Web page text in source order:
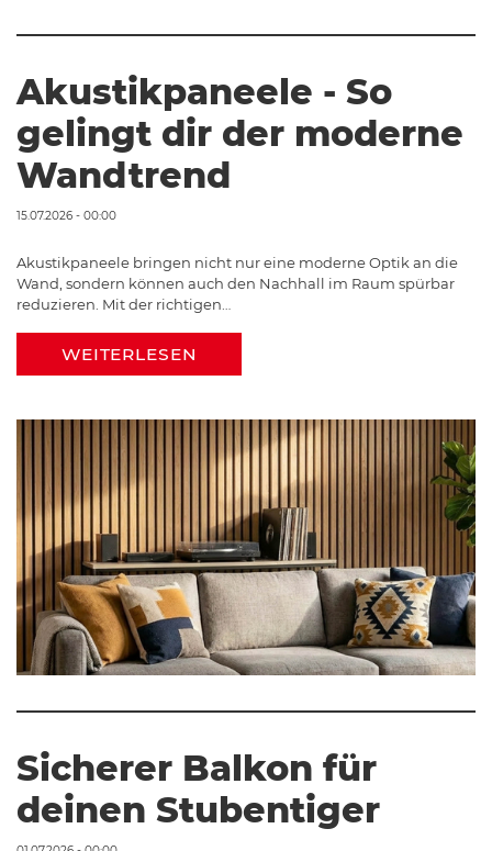
Akustikpaneele - So
gelingt dir der moderne
Wandtrend
15.07.2026 - 00:00
Akustikpaneele bringen nicht nur eine moderne Optik an die
Wand, sondern können auch den Nachhall im Raum spürbar
reduzieren. Mit der richtigen…
WEITERLESEN
Sicherer Balkon für
deinen Stubentiger